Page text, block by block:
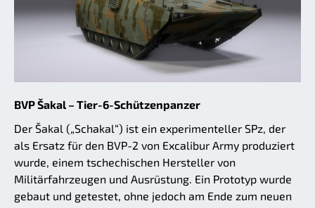
BVP Šakal – Tier-6-Schützenpanzer
Der Šakal („Schakal“) ist ein experimenteller SPz, der
als Ersatz für den BVP-2 von Excalibur Army produziert
wurde, einem tschechischen Hersteller von
Militärfahrzeugen und Ausrüstung. Ein Prototyp wurde
gebaut und getestet, ohne jedoch am Ende zum neuen